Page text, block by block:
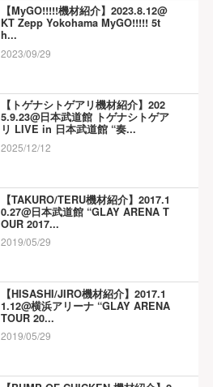
【MyGO!!!!!機材紹介】2023.8.12@
KT Zepp Yokohama MyGO!!!!! 5t
h...
2023/09/29
【トゲナシトゲアリ機材紹介】202
5.9.23@日本武道館 トゲナシトゲア
リ LIVE in 日本武道館 “奏...
2025/12/12
【TAKURO/TERU機材紹介】2017.1
0.27@日本武道館 “GLAY ARENA T
OUR 2017...
2019/05/29
【HISASHI/JIRO機材紹介】2017.1
1.12@横浜アリーナ “GLAY ARENA
TOUR 20...
2019/05/29